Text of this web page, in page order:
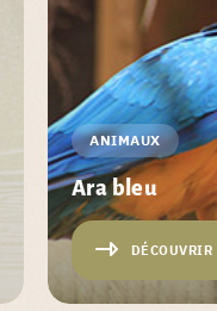
ANIMAUX
Ara bleu